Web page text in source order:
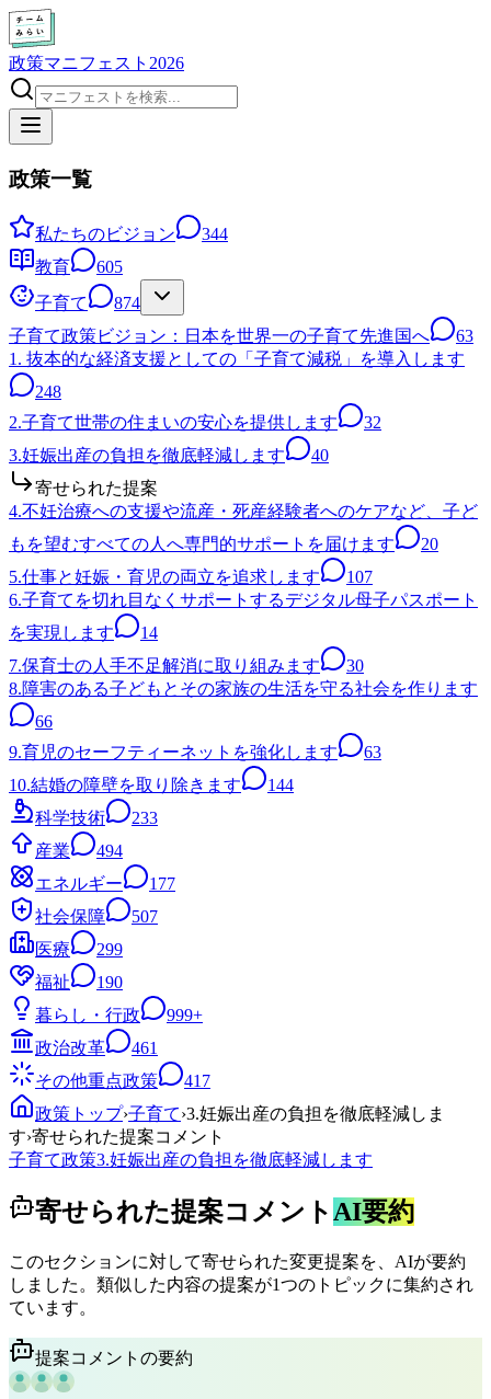
政策マニフェスト2026
政策一覧
私たちのビジョン
344
教育
605
子育て
874
子育て政策ビジョン：日本を世界一の子育て先進国へ
63
1. 抜本的な経済支援としての「子育て減税」を導入します
248
2.子育て世帯の住まいの安心を提供します
32
3.妊娠出産の負担を徹底軽減します
40
寄せられた提案
4.不妊治療への支援や流産・死産経験者へのケアなど、子ど
もを望むすべての人へ専門的サポートを届けます
20
5.仕事と妊娠・育児の両立を追求します
107
6.子育てを切れ目なくサポートするデジタル母子パスポート
を実現します
14
7.保育士の人手不足解消に取り組みます
30
8.障害のある子どもとその家族の生活を守る社会を作ります
66
9.育児のセーフティーネットを強化します
63
10.結婚の障壁を取り除きます
144
科学技術
233
産業
494
エネルギー
177
社会保障
507
医療
299
福祉
190
暮らし・行政
999+
政治改革
461
その他重点政策
417
政策トップ›子育て›3.妊娠出産の負担を徹底軽減しま
す›寄せられた提案コメント
子育て政策3.妊娠出産の負担を徹底軽減します
寄せられた提案コメントAI要約
このセクションに対して寄せられた変更提案を、AIが要約
しました。類似した内容の提案が1つのトピックに集約され
ています。
提案コメントの要約